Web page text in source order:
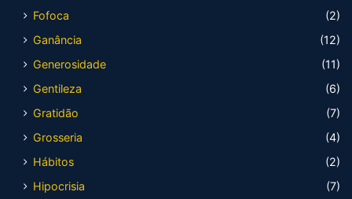
Fofoca
(2)
Ganância
(12)
Generosidade
(11)
Gentileza
(6)
Gratidão
(7)
Grosseria
(4)
Hábitos
(2)
Hipocrisia
(7)